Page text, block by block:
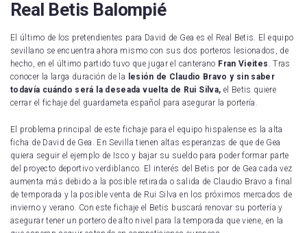
Real Betis Balompié
El último de los pretendientes para David de Gea es el Real Betis. El equipo
sevillano se encuentra ahora mismo con sus dos porteros lesionados, de
hecho, en el último partido tuvo que jugar el canterano Fran Vieites . Tras
conocer la larga duración de la lesión de Claudio Bravo y sin saber
todavía cuándo será la deseada vuelta de Rui Silva, el Betis quiere
cerrar el fichaje del guardameta español para asegurar la portería.
El problema principal de este fichaje para el equipo hispalense es la alta
ficha de David de Gea. En Sevilla tienen altas esperanzas de que de Gea
quiera seguir el ejemplo de Isco y bajar su sueldo para poder formar parte
del proyecto deportivo verdiblanco. El interés del Betis por de Gea cada vez
aumenta más debido a la posible retirada o salida de Claudio Bravo a final
de temporada y la posible venta de Rui Silva en los próximos mercados de
invierno y verano. Con este fichaje el Betis buscará renovar su portería y
asegurar tener un portero de alto nivel para la temporada que viene, en la